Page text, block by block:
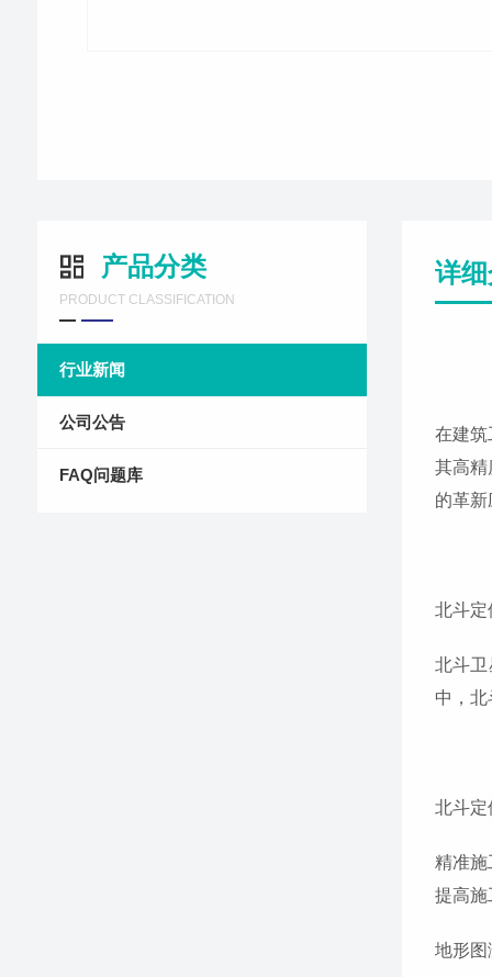
产品分类
PRODUCT CLASSIFICATION
行业新闻
公司公告
FAQ问题库
详
在建筑
其高精
的革
北斗定
北斗
中，
北斗定
精准施
提高施
地形图